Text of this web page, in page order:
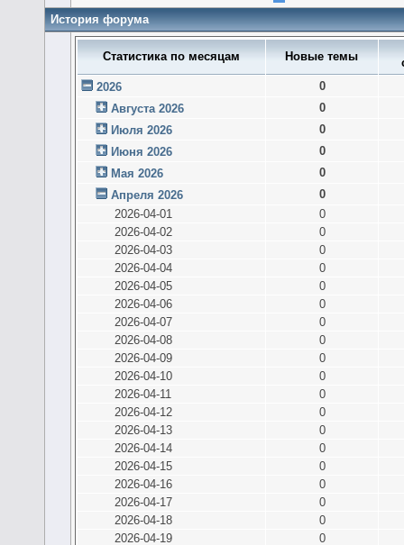
История форума
Статистика по месяцам Новые темы
2026
0
Августа 2026
0
Июля 2026
0
Июня 2026
0
Мая 2026
0
Апреля 2026
0
2026-04-01
0
2026-04-02
0
2026-04-03
0
2026-04-04
0
2026-04-05
0
2026-04-06
0
2026-04-07
0
2026-04-08
0
2026-04-09
0
2026-04-10
0
2026-04-11
0
2026-04-12
0
2026-04-13
0
2026-04-14
0
2026-04-15
0
2026-04-16
0
2026-04-17
0
2026-04-18
0
2026-04-19
0